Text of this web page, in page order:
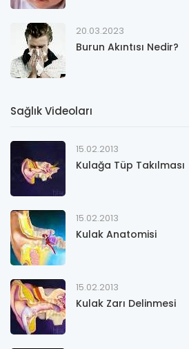
20.03.2023
Burun Akıntısı Nedir?
Sağlık Videoları
15.02.2013
Kulağa Tüp Takılması
15.02.2013
Kulak Anatomisi
15.02.2013
Kulak Zarı Delinmesi